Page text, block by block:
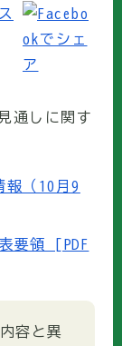
通しに関す
（10月9
要領 [PDF
容と異